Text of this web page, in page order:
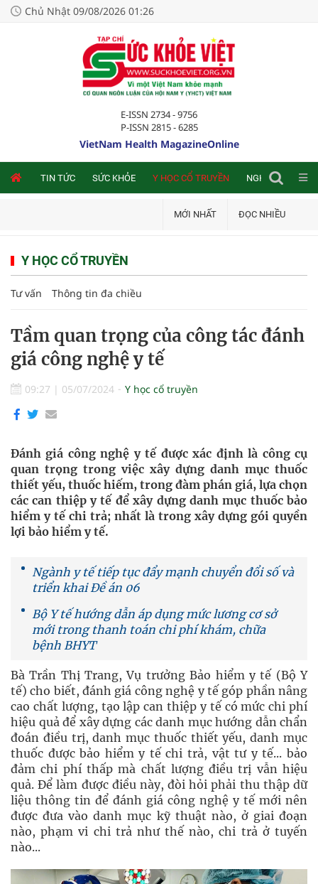
Chủ Nhật 09/08/2026 01:26
E-ISSN 2734 - 9756
P-ISSN 2815 - 6285
VietNam Health MagazineOnline
TIN TỨC SỨC KHỎE Y HỌC CỔ TRUYỀN NGHIÊN CỨU
MỚI NHẤT ĐỌC NHIỀU
Y HỌC CỔ TRUYỀN
Tư vấn Thông tin đa chiều
Tầm quan trọng của công tác đánh
giá công nghệ y tế
09:27 | 05/07/2024 Y học cổ truyền
Đánh giá công nghệ y tế được xác định là công cụ
quan trọng trong việc xây dựng danh mục thuốc
thiết yếu, thuốc hiếm, trong đàm phán giá, lựa chọn
các can thiệp y tế để xây dựng danh mục thuốc bảo
hiểm y tế chi trả; nhất là trong xây dựng gói quyền
lợi bảo hiểm y tế.
Ngành y tế tiếp tục đẩy mạnh chuyển đổi số và
triển khai Đề án 06
Bộ Y tế hướng dẫn áp dụng mức lương cơ sở
mới trong thanh toán chi phí khám, chữa
bệnh BHYT
Bà Trần Thị Trang, Vụ trưởng Bảo hiểm y tế (Bộ Y
tế) cho biết, đánh giá công nghệ y tế góp phần nâng
cao chất lượng, tạo lập can thiệp y tế có mức chi phí
hiệu quả để xây dựng các danh mục hướng dẫn chẩn
đoán điều trị, danh mục thuốc thiết yếu, danh mục
thuốc được bảo hiểm y tế chi trả, vật tư y tế... bảo
đảm chi phí thấp mà chất lượng điều trị vẫn hiệu
quả. Để làm được điều này, đòi hỏi phải thu thập dữ
liệu thông tin để đánh giá công nghệ y tế mới nên
được đưa vào danh mục kỹ thuật nào, ở giai đoạn
nào, phạm vi chi trả như thế nào, chi trả ở tuyến
nào...